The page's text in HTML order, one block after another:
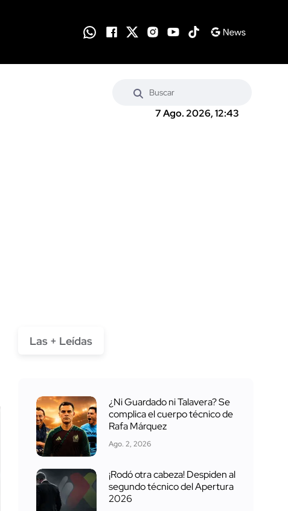
7 Ago. 2026, 12:43
Las + Leídas
¿Ni Guardado ni Talavera? Se
complica el cuerpo técnico de
Rafa Márquez
Ago. 2, 2026
¡Rodó otra cabeza! Despiden al
segundo técnico del Apertura
2026